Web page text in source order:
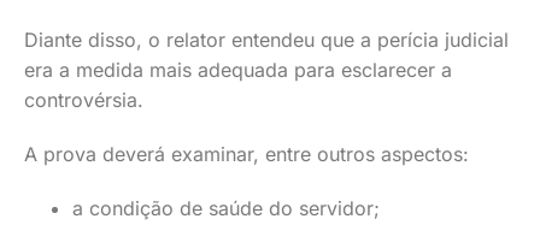
Diante disso, o relator entendeu que a perícia judicial
era a medida mais adequada para esclarecer a
controvérsia.
A prova deverá examinar, entre outros aspectos:
a condição de saúde do servidor;